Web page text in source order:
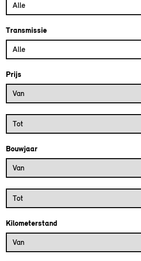
Alle
Transmissie
Alle
Prijs
Prijs vanaf
Van
Prijs tot
Tot
Bouwjaar
Bouwjaar vanaf
Van
Bouwjaar tot
Tot
Kilometerstand
Kilometerstand vanaf
Van